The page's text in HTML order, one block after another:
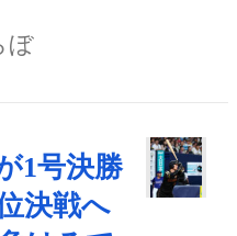
ぼ
1号決勝
決戦へ